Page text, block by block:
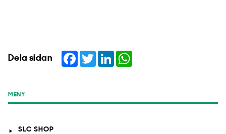
Dela sidan Facebook
TwitterLinkedIn
MENY
SLC SHOP